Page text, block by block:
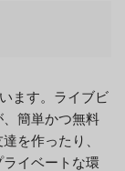
ます。ライブビ
簡単かつ無料
を作ったり、
イベートな環